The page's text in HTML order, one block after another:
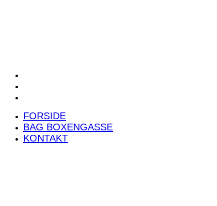
FORSIDE
BAG BOXENGASSE
KONTAKT